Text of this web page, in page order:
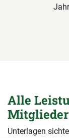
Alle
Unterlagen